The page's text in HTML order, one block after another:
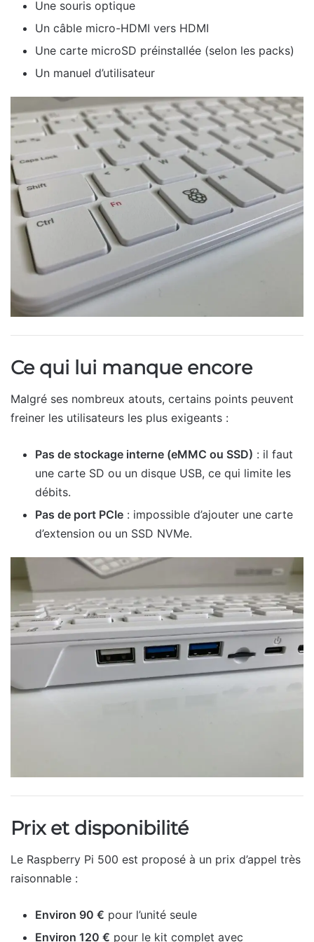
Une souris optique
Un câble micro-HDMI vers HDMI
Une carte microSD préinstallée (selon les packs)
Un manuel d’utilisateur
Ce qui lui manque encore
Malgré ses nombreux atouts, certains points peuvent
freiner les utilisateurs les plus exigeants :
Pas de stockage interne (eMMC ou SSD) : il faut
une carte SD ou un disque USB, ce qui limite les
débits.
Pas de port PCIe : impossible d’ajouter une carte
d’extension ou un SSD NVMe.
Prix et disponibilité
Le Raspberry Pi 500 est proposé à un prix d’appel très
raisonnable :
Environ 90 € pour l’unité seule
Environ 120 € pour le kit complet avec